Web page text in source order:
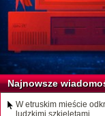
Najnowsze
W etruskim mieście
ludzkimi szkieletami